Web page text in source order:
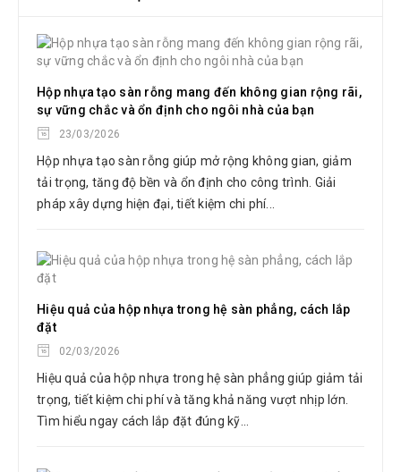
Hộp nhựa tạo sàn rỗng mang đến không gian rộng rãi,
sự vững chắc và ổn định cho ngôi nhà của bạn
23/03/2026
Hộp nhựa tạo sàn rỗng giúp mở rộng không gian, giảm
tải trọng, tăng độ bền và ổn định cho công trình. Giải
pháp xây dựng hiện đại, tiết kiệm chi phí...
Hiệu quả của hộp nhựa trong hệ sàn phẳng, cách lắp
đặt
02/03/2026
Hiệu quả của hộp nhựa trong hệ sàn phẳng giúp giảm tải
trọng, tiết kiệm chi phí và tăng khả năng vượt nhịp lớn.
Tìm hiểu ngay cách lắp đặt đúng kỹ...